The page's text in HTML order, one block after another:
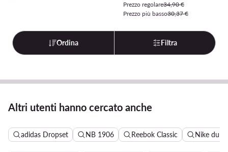
Prezzo regolare34,90 €
Prezzo più basso30,37 €
Ordina Filtra
Altri utenti hanno cercato anche
adidas Dropset NB 1906 Reebok Classic Nike dunk